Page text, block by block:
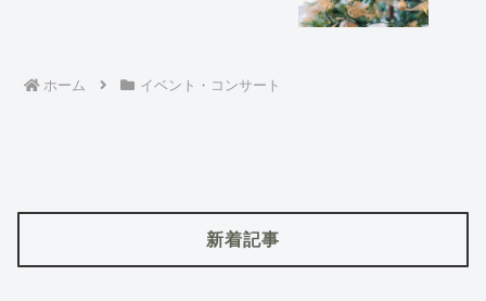
ホーム イベント・コンサート
新着記事